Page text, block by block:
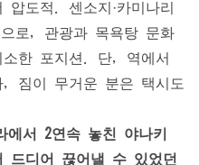
압도적. 센소지·카미나리
으로, 관광과 목욕탕 문화
한 포지션. 단, 역에서
, 짐이 무거운 분은 택시도
에서 2연속 놓친 야나키
드디어 끊어낼 수 있었던